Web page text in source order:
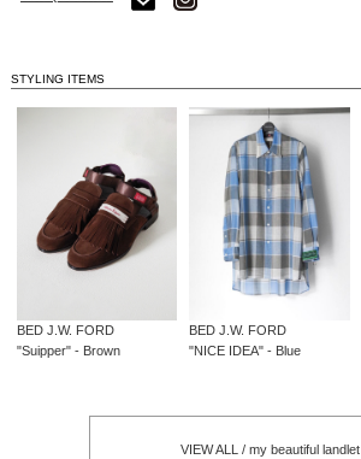
STYLING ITEMS
BED J.W. FORD
"Suipper" - Brown
BED J.W. FORD
"NICE IDEA" - Blue
VIEW ALL / my beautiful landlet